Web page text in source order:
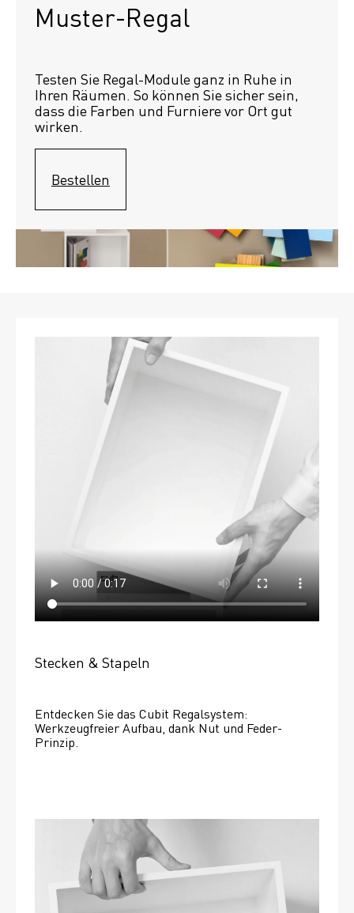
Muster-Regal
Testen Sie Regal-Module ganz in Ruhe in
Ihren Räumen. So können Sie sicher sein,
dass die Farben und Furniere vor Ort gut
wirken.
Bestellen
Stecken & Stapeln
Entdecken Sie das Cubit Regalsystem:
Werkzeugfreier Aufbau, dank Nut und Feder-
Prinzip.